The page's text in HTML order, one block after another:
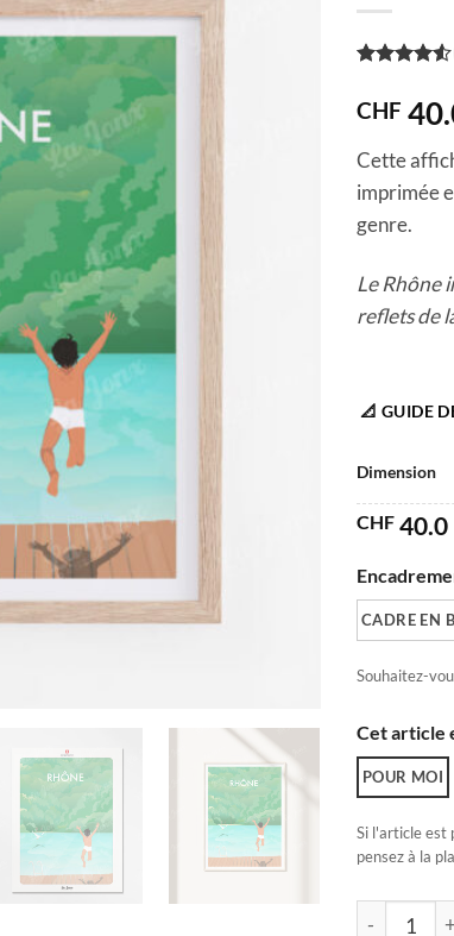
5
CHF
Cette
imprimée
genre.
Le Rhône
reflets de
📐 GUIDE
Dimension
CHF 40.0
CADRE EN
Souhaitez-
Cet article
POUR MOI
Si l'article est
pensez à la
quantité de